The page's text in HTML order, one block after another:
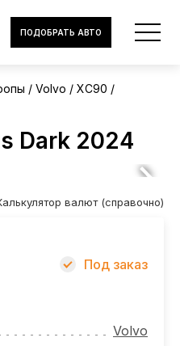
ПОДОБРАТЬ АВТО
Volvo
XC90
Dark 2024
валют (справочно)
Под заказ
Volvo